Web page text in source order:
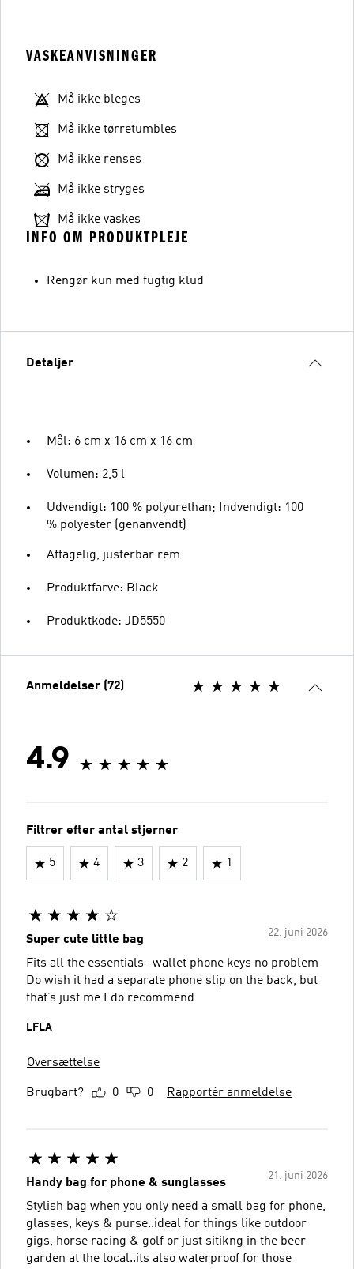
VASKEANVISNINGER
Må ikke bleges
Må ikke tørretumbles
Må ikke renses
Må ikke stryges
Må ikke vaskes
INFO OM PRODUKTPLEJE
Rengør kun med fugtig klud
Detaljer
Mål: 6 cm x 16 cm x 16 cm
Volumen: 2,5 l
Udvendigt: 100 % polyurethan; Indvendigt: 100
% polyester (genanvendt)
Aftagelig, justerbar rem
Produktfarve: Black
Produktkode: JD5550
Anmeldelser (72)
4.9
Filtrer efter antal stjerner
5 4 3 2 1
22. juni 2026
Super cute little bag
Fits all the essentials- wallet phone keys no problem
Do wish it had a separate phone slip on the back, but
that’s just me I do recommend
LFLA
Oversættelse
Brugbart? 0 0 Rapportér anmeldelse
21. juni 2026
Handy bag for phone & sunglasses
Stylish bag when you only need a small bag for phone,
glasses, keys & purse..ideal for things like outdoor
gigs, horse racing & golf or just sitikng in the beer
garden at the local..its also waterproof for those